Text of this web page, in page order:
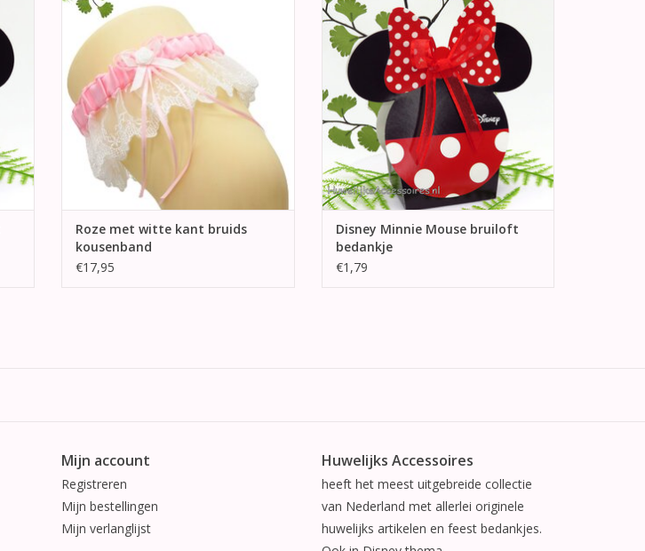
in het midden daarvan een wit strikje en
roos.
TOEVOEGEN AAN WINKELWAGEN
Roze met witte kant bruids
kousenband
€17,95
Versierd met een rode strikje.
TOEVOEGEN AAN WINKELWAGEN
Disney Minnie Mouse bruiloft
bedankje
€1,79
Mijn account
Registreren
Mijn bestellingen
Mijn verlanglijst
Huwelijks Accessoires
heeft het meest uitgebreide collectie
van Nederland met allerlei originele
huwelijks artikelen en feest bedankjes.